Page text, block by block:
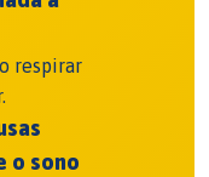
respirar
o sono